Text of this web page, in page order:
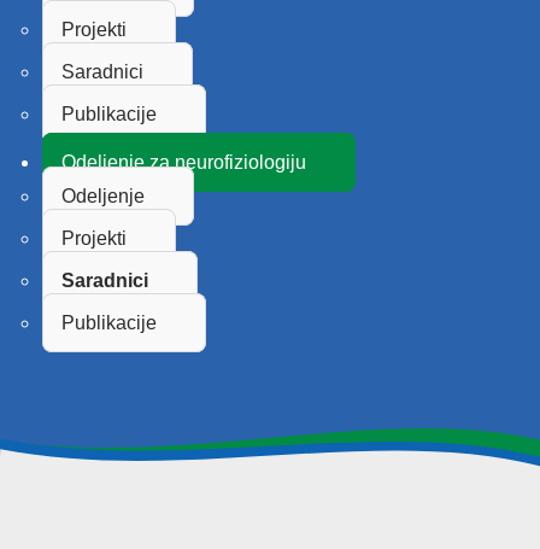
Projekti
Saradnici
Publikacije
Odeljenje za neurofiziologiju
Odeljenje
Projekti
Saradnici
Publikacije